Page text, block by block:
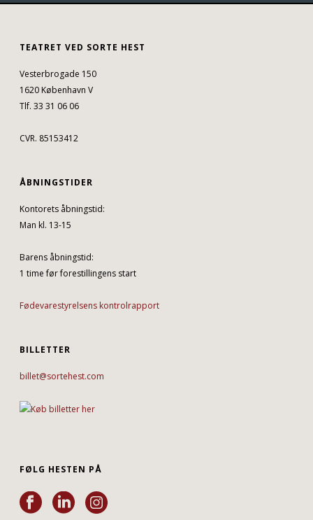
TEATRET VED SORTE HEST
Vesterbrogade 150
1620 København V
Tlf. 33 31 06 06
CVR. 85153412
ÅBNINGSTIDER
Kontorets åbningstid:
Man kl. 13-15
Barens åbningstid:
1 time før forestillingens start
Fødevarestyrelsens kontrolrapport
BILLETTER
billet@sortehest.com
FØLG HESTEN PÅ